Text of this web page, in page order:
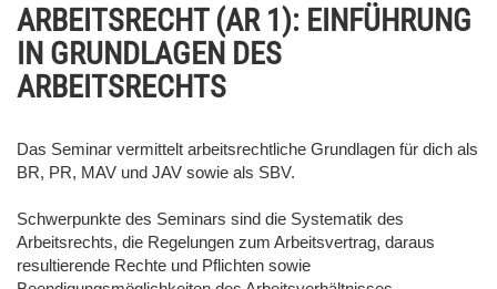
ARBEITSRECHT (AR 1): EINFÜHRUNG
IN GRUNDLAGEN DES
ARBEITSRECHTS
Das Seminar vermittelt arbeitsrechtliche Grundlagen für dich als
BR, PR, MAV und JAV sowie als SBV.
Schwerpunkte des Seminars sind die Systematik des
Arbeitsrechts, die Regelungen zum Arbeitsvertrag, daraus
resultierende Rechte und Pflichten sowie